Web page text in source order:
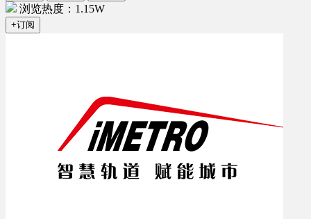
浏览热度：1.15W
+订阅